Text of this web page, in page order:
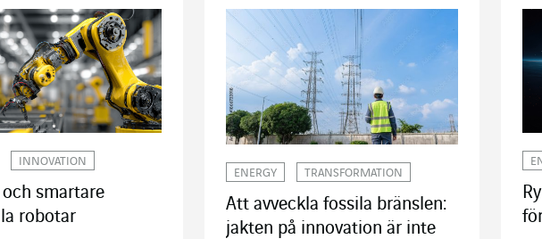
INNOVATION
smartare
robotar
ENERGY TRANSFORMATION
Att avveckla fossila bränslen:
jakten på innovation är inte